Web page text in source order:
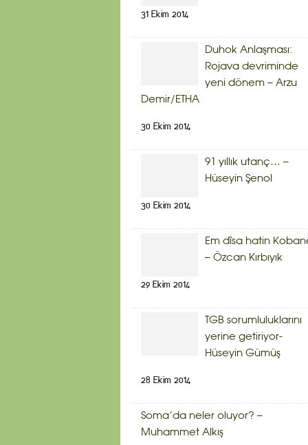
31 Ekim 2014
Duhok Anlaşması:
Rojava devriminde
yeni dönem – Arzu
Demir/ETHA
30 Ekim 2014
91 yıllık utanç… –
Hüseyin Şenol
30 Ekim 2014
Em dîsa hatin
– Özcan Kırbıyık
29 Ekim 2014
TGB sorumluluklarını
yerine getiriyor-
Hüseyin Gümüş
28 Ekim 2014
Soma’da neler oluyor? –
Muhammet Alkış